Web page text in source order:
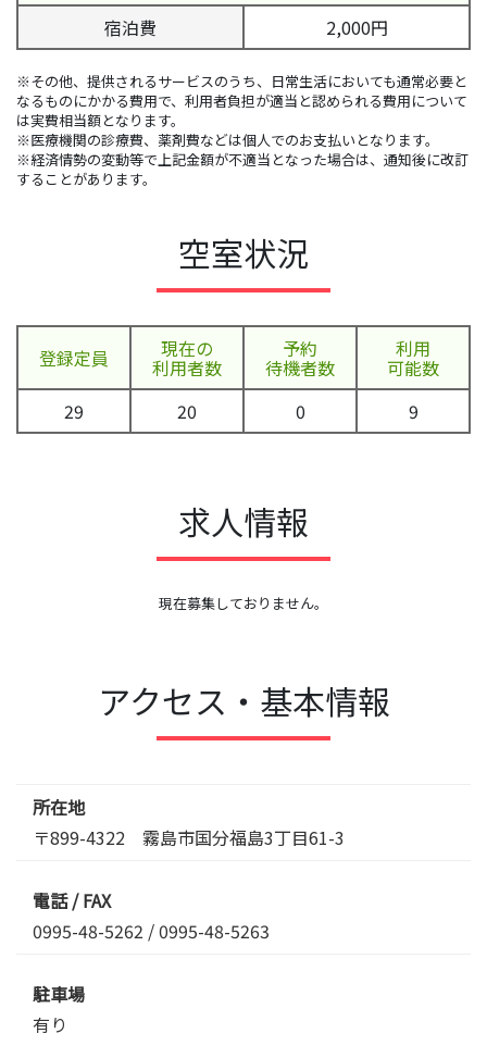
宿泊費 2,000円
※その他、提供されるサービスのうち、日常生活においても通常必要と
なるものにかかる費用で、利用者負担が適当と認められる費用について
は実費相当額となります。
※医療機関の診療費、薬剤費などは個人でのお支払いとなります。
※経済情勢の変動等で上記金額が不適当となった場合は、通知後に改訂
することがあります。
空室状況
登録定員 現在の
利用者数
予約
待機者数
利用
可能数
29
20 0 9
求人情報
現在募集しておりません。
アクセス・基本情報
所在地
〒899-4322 霧島市国分福島3丁目61-3
電話 / FAX
0995-48-5262 / 0995-48-5263
駐車場
有り